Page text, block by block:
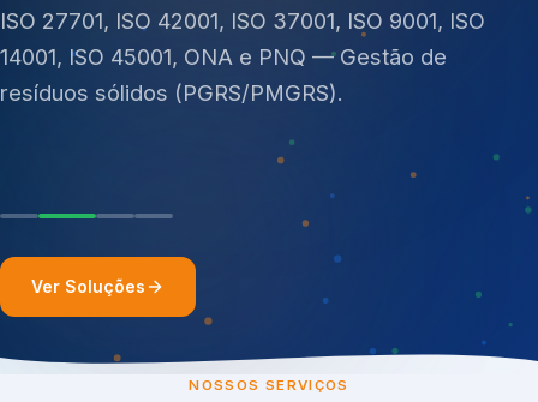
ISO 27701, ISO 42001, ISO 37001, ISO 9001, ISO
14001, ISO 45001, ONA e PNQ — Gestão de
resíduos sólidos (PGRS/PMGRS).
Reporte Regulatório
Ver Soluções
NOSSOS SERVIÇOS